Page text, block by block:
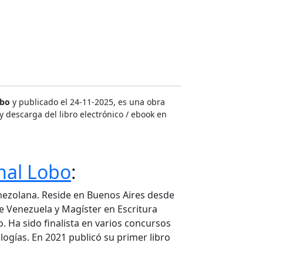
y publicado el 24-11-2025, es una obra
del libro electrónico / ebook en
Lobo:
Reside en Buenos Aires desde
Venezuela y Magíster en Escritura
Ha sido finalista en varios concursos
En 2021 publicó su primer libro